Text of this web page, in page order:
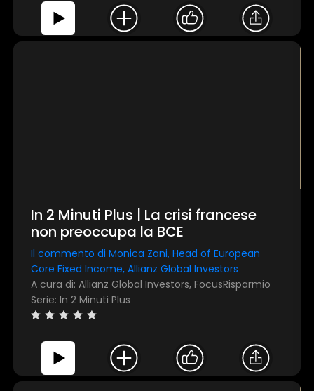
In 2 Minuti Plus | La crisi francese
non preoccupa la BCE
Il commento di Monica Zani, Head of European
Core Fixed Income, Allianz Global Investors
A cura di: Allianz Global Investors, FocusRisparmio
Serie: In 2 Minuti Plus